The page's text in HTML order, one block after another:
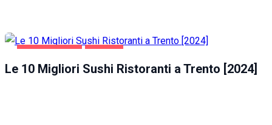
Le 10 Migliori Sushi Ristoranti a Trento [2024]